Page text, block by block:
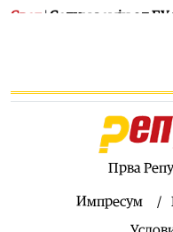
Свет | Седум земји од ЕУ
Балкан|Отворена за
патот Елбасан – Ќафасан
Момче на
„алфа-ромео“
Прва
Импресум